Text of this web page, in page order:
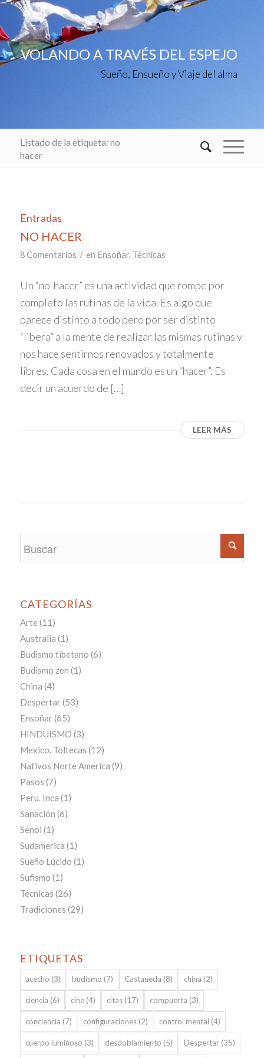
VOLANDO A TRAVÉS DEL ESPEJO
Sueño, Ensueño y Viaje del alma
Listado de la etiqueta: no
hacer
Entradas
NO HACER
8 Comentarios / en Ensoñar, Técnicas
Un “no-hacer” es una actividad que rompe por
completo las rutinas de la vida. Es algo que
parece distinto a todo pero por ser distinto
“libera” a la mente de realizar las mismas rutinas y
nos hace sentirnos renovados y totalmente
libres. Cada cosa en el mundo es un “hacer”. Es
decir un acuerdo de […]
LEER MÁS
CATEGORÍAS
Arte (11)
Australia (1)
Budismo tibetano (6)
Budismo zen (1)
China (4)
Despertar(53)
Ensoñar(65)
HINDUISMO (3)
Mexico. Toltecas (12)
Nativos Norte America (9)
Pasos (7)
Peru. Inca (1)
Sanación (6)
Senoi (1)
Sudamerica (1)
Sueño Lúcido (1)
Sufismo (1)
Técnicas (26)
Tradiciones (29)
ETIQUETAS
acecho (3) budismo (7) Castaneda (8) china (2)
ciencia (6) cine(4) citas(17) compuerta (3)
conciencia (7) configuraciones(2) control mental (4)
cuerpo luminoso (3) desdoblamiento (5) Despertar(35)